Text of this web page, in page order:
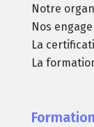
Notre
Nos
La
La